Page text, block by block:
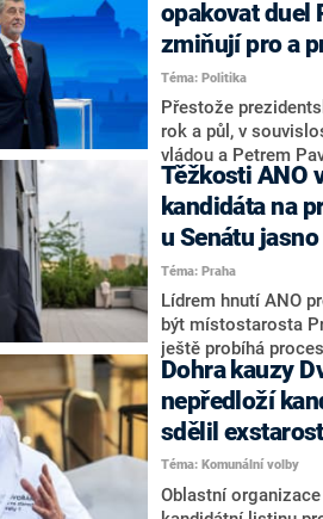
rozhovoru pro CNN
ohledně
Tejce (za ANO) či
práva Taťány Malé
adresu vlády prý
vrátila k volební
hnutí Naše Česko
opakovat duel
zmiňují pro a
Téma: Politika
Přestože
rok a půl, v
vládou a Petrem
tom, koho by do
koalice. Někteří
jméno premiéra
pravděpodobné, že
bude znovu
Těžkosti ANO
kandidáta na
u Senátu
Téma: Praha
Lídrem hnutí ANO
být místostarosta
ještě probíhá
Jana Hušbauera
redakci
Benkovič. O
náhradníkovi v čele
rezignoval po sérii
přiznáních a
Dohra kauzy
nepředloží
sdělil
Téma: Komunální volby
Oblastní